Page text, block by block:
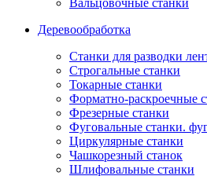
Вальцовочные станки
Деревообработка
Станки для разводки
Строгальные станки
Токарные станки
Форматно-раскроечные
Фрезерные станки
Фуговальные станки.
Циркулярные станки
Чашкорезный станок
Шлифовальные станки